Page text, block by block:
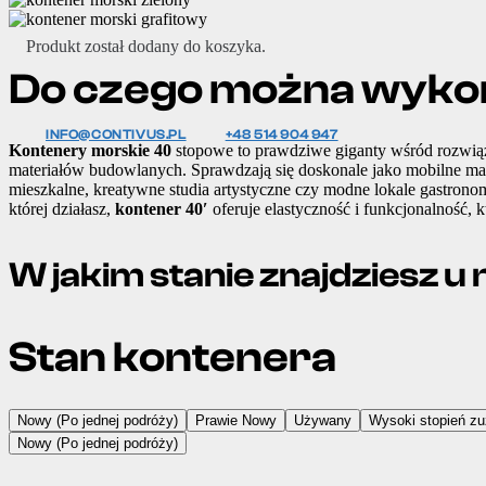
Produkt został dodany do koszyka.
INFO@CONTIVUS.PL +48 514 904 947
Do czego można
Kontenery morskie 40 stopowe to prawdziwe giganty wśród
materiałów budowlanych. Sprawdzają się doskonale jako mobilne
mieszkalne, kreatywne studia artystyczne czy modne lokale
której działasz, kontener 40′ oferuje elastyczność i funkcjonalność,
W jakim stanie znajdziesz
Stan kontenera
Nowy (Po jednej podróży) Prawie Nowy Używany
Wysoki stopień
Nowy (Po jednej podróży)